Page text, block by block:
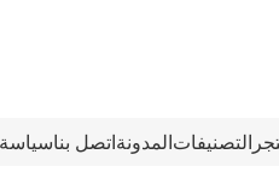
التصنيفات المدونة اتصل بناسياسة